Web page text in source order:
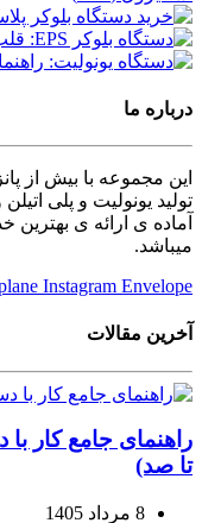
درباره ما
این مجموعه با بیش از
تولید یونولیت و پلی
آماده ی ارائه ی
میباشد.
Instagram Envelope
آخرین مقالات
راهنمای جامع کار
تا صد)
8 مرداد 1405